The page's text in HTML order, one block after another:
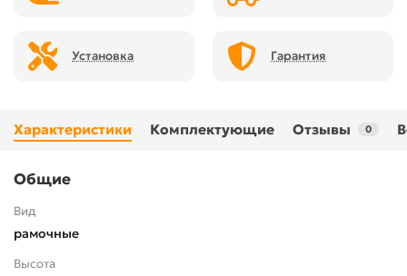
Установка Гарантия
Характеристики Комплектующие Отзывы 0
Общие
Вид
рамочные
Высота